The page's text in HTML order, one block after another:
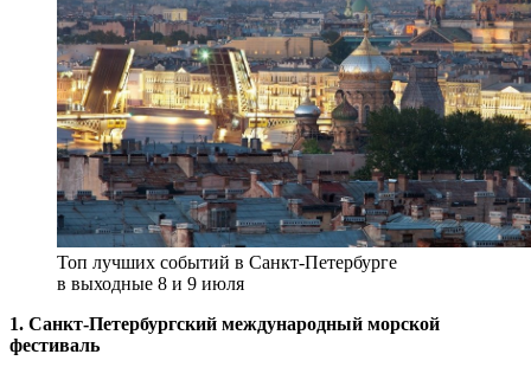
Топ лучших событий в Санкт-Петербурге
в выходные 8 и 9 июля
1. Санкт-Петербургский международный морской
фестиваль